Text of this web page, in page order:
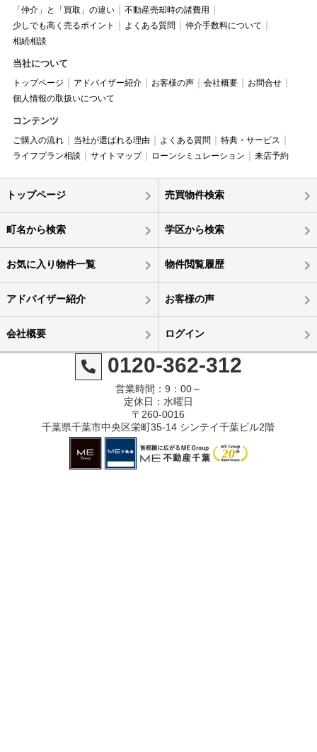
「仲介」と「買取」の違い
不動産売却時の諸費用
少しでも高く売るポイント
よくある質問
仲介手数料について
相続相談
当社について
トップページ アドバイザー紹介 お客様の声 会社概要
お問合せ
個人情報の取扱いについて
コンテンツ
ご購入の流れ 当社が選ばれる理由 よくある質問
特典・サービス
ライフプラン相談
サイトマップ ローンシミュレーション 来店予約
トップページ 売買物件検索
町名から検索 学区から検索
お気に入り物件一覧 物件閲覧履歴
アドバイザー紹介 お客様の声
会社概要 ログイン
0120-362-312
営業時間：9：00～
定休日：水曜日
〒260-0016
千葉県千葉市中央区栄町35-14 シンテイ千葉ビル2階